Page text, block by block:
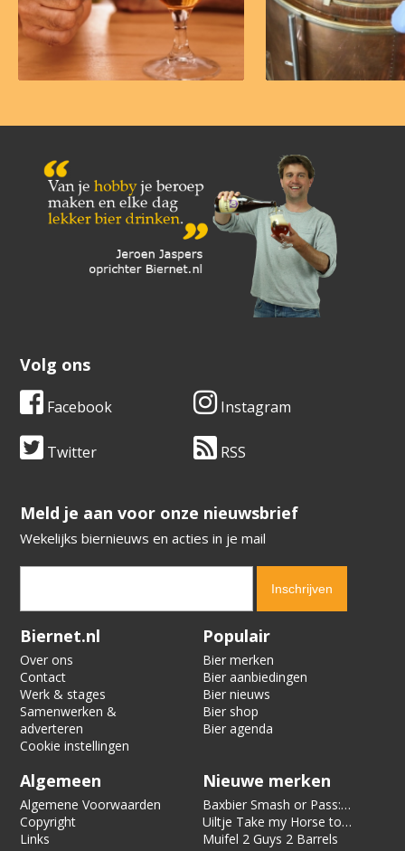
Volg ons
Facebook Instagram
Twitter RSS
​​​​​​​Meld je aan voor onze nieuwsbrief
Wekelijks biernieuws en acties in je mail
Verification code:
Biernet.nl
Over ons
Contact
Werk & stages
Samenwerken &
adverteren
Cookie instellingen
Populair
Bier merken
Bier aanbiedingen
Bier nieuws
Bier shop
Bier agenda
Algemeen
Algemene Voorwaarden
Copyright
Links
Nieuwe merken
Baxbier Smash or Pass:
Strata
Uiltje Take my Horse to
the Hotel Room
Muifel 2 Guys 2 Barrels